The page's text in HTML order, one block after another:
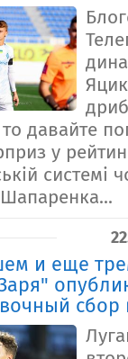
то давайте
у
и еще
сбор